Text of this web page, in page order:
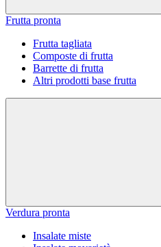
Frutta pronta
Frutta tagliata
Composte di frutta
Barrette di frutta
Altri prodotti base frutta
Verdura pronta
Insalate miste